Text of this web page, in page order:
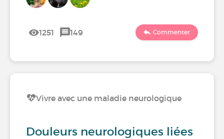
1251 149 Commenter
Vivre avec une maladie neurologique
Douleurs neurologiques liées